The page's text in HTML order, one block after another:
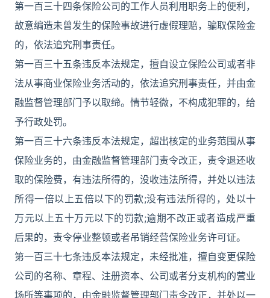
第一百三十四条保险公司的工作人员利用职务上的便利，
故意编造未曾发生的保险事故进行虚假理赔，骗取保险金
的，依法追究刑事责任。
第一百三十五条违反本法规定，擅自设立保险公司或者非
法从事商业保险业务活动的，依法追究刑事责任，并由金
融监督管理部门予以取缔。情节轻微，不构成犯罪的，给
予行政处罚。
第一百三十六条违反本法规定，超出核定的业务范围从事
保险业务的，由金融监督管理部门责令改正，责令退还收
取的保险费，有违法所得的，没收违法所得，并处以违法
所得一倍以上五倍以下的罚款;没有违法所得的，处以十
万元以上五十万元以下的罚款;逾期不改正或者造成严重
后果的，责令停业整顿或者吊销经营保险业务许可证。
第一百三十七条违反本法规定，未经批准，擅自变更保险
公司的名称、章程、注册资本、公司或者分支机构的营业
场所等事项的，由金融监督管理部门责令改正，并处以一